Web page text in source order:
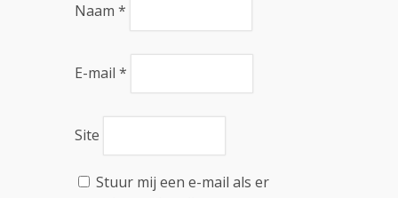
Naam *
E-mail *
Site
Stuur mij een e-mail als er